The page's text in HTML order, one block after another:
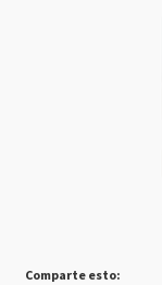
Comparte esto: